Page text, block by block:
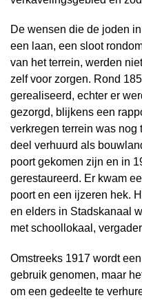
De wensen die de joden
een laan, een sloot
van het terrein, werden
zelf voor zorgen. Rond
gerealiseerd, echter er
gezorgd, blijkens een
verkregen terrein was nog
deel verhuurd als
poort gekomen zijn en in
gerestaureerd. Er kwam
poort en een ijzeren hek.
en elders in Stadskanaal
met schoollokaal,
Omstreeks 1917 wordt
gebruik genomen, maar
om een gedeelte te